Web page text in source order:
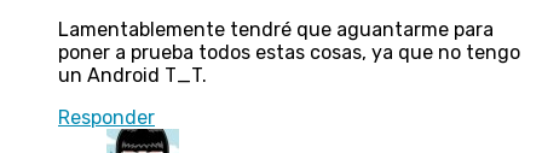
Lamentablemente tendré que aguantarme para
poner a prueba todos estas cosas, ya que no tengo
un Android T_T.
Responder